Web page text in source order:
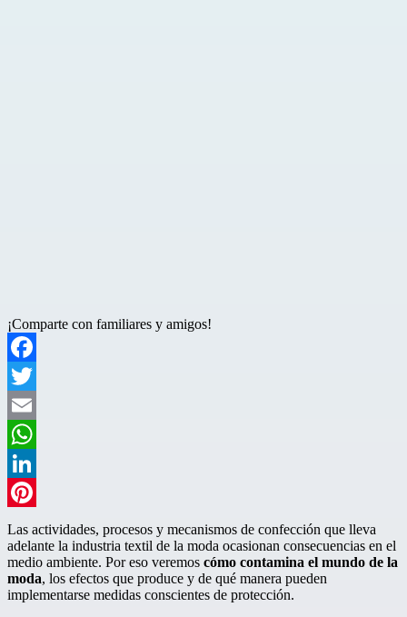
¡Comparte con familiares y amigos!
Facebook
Twitter
Email
WhatsApp
LinkedIn
Pinterest
Las actividades, procesos y mecanismos de confección que lleva
adelante la industria textil de la moda ocasionan consecuencias en el
medio ambiente. Por eso veremos cómo contamina el mundo de la
moda, los efectos que produce y de qué manera pueden
implementarse medidas conscientes de protección.